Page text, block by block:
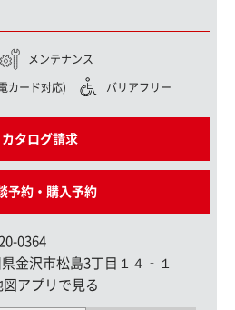
メンテナンス
カード対応) バリアフリー
カタログ請求
予約・購入予約
0364
金沢市松島3丁目１４‐１
図アプリで見る